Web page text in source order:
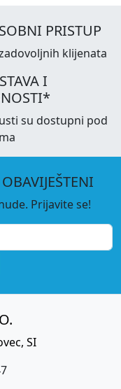
PRISTUP
klijenata
I
su dostupni pod
Prijavite se!
SI